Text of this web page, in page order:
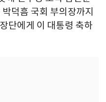
덕흠 국회 부의장까지
단에게 이 대통령 축하